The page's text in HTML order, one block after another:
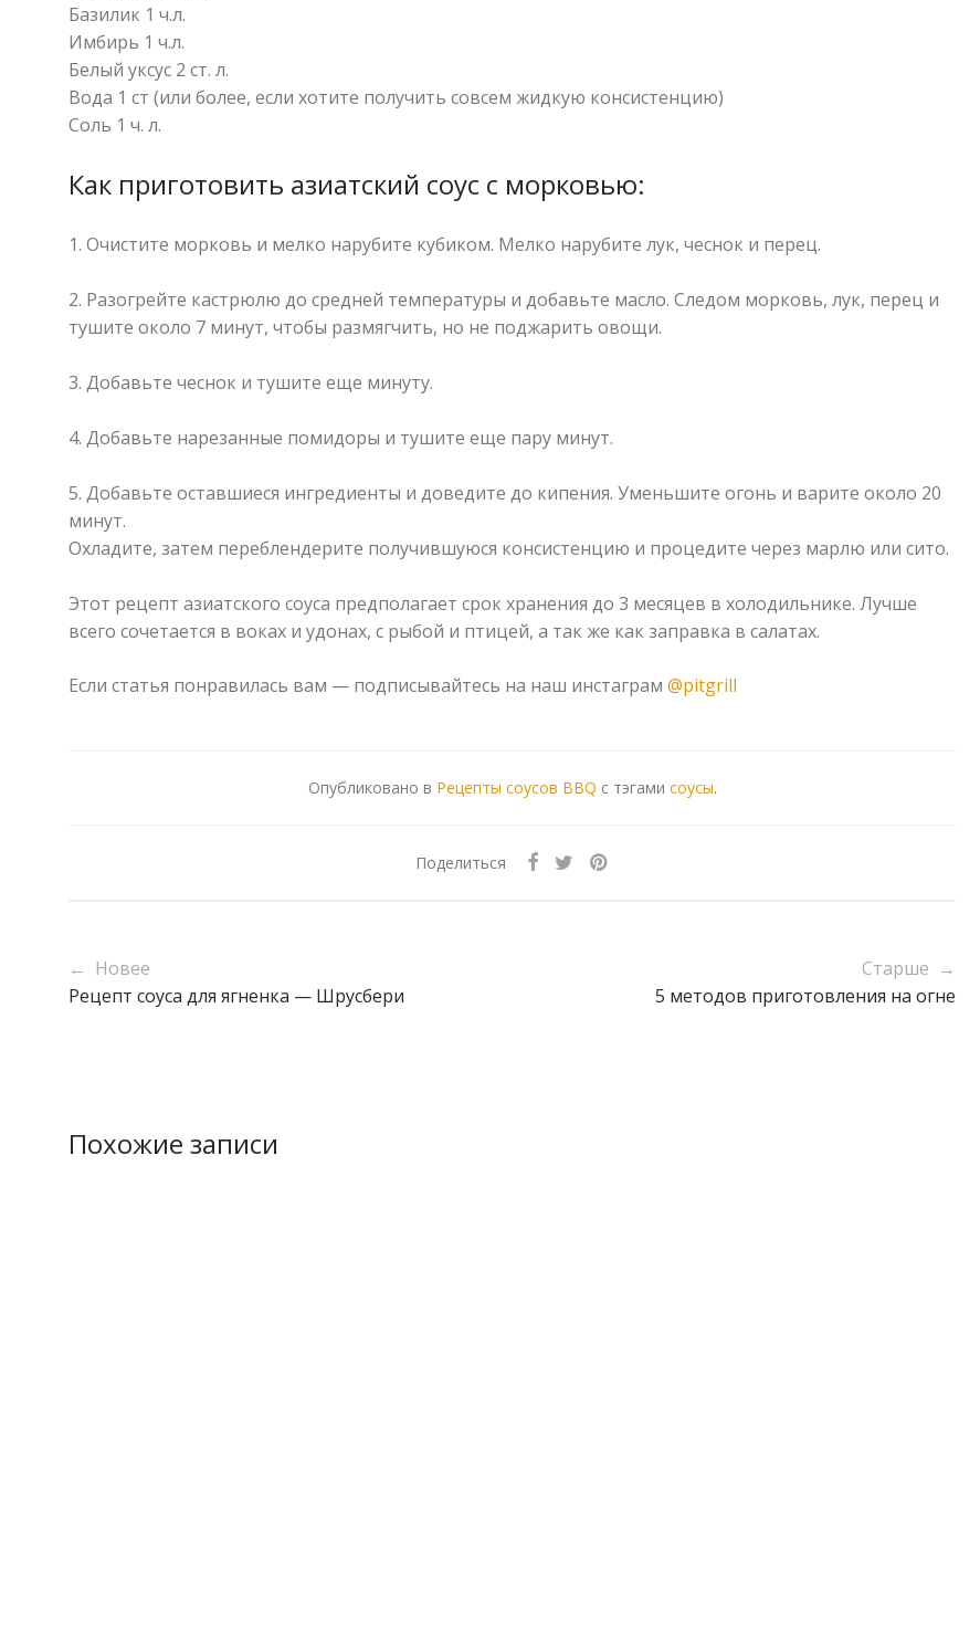
Базилик 1 ч.л.
Имбирь 1 ч.л.
Белый уксус 2 ст. л.
Вода 1 ст (или более, если хотите получить совсем жидкую консистенцию)
Соль 1 ч. л.
Как приготовить азиатский соус с морковью:
1. Очистите морковь и мелко нарубите кубиком. Мелко нарубите лук, чеснок и перец.
2. Разогрейте кастрюлю до средней температуры и добавьте масло. Следом морковь, лук, перец и
тушите около 7 минут, чтобы размягчить, но не поджарить овощи.
3. Добавьте чеснок и тушите еще минуту.
4. Добавьте нарезанные помидоры и тушите еще пару минут.
5. Добавьте оставшиеся ингредиенты и доведите до кипения. Уменьшите огонь и варите около 20
минут.
Охладите, затем переблендерите получившуюся консистенцию и процедите через марлю или сито.
Этот рецепт азиатского соуса предполагает срок хранения до 3 месяцев в холодильнике. Лучше
всего сочетается в воках и удонах, с рыбой и птицей, а так же как заправка в салатах.
Если статья понравилась вам — подписывайтесь на наш инстаграм @pitgrill
Опубликовано в Рецепты соусов BBQ с тэгами соусы.
Поделиться
← Новее
Рецепт соуса для ягненка — Шрусбери
Старше →
5 методов приготовления на огне
Похожие записи